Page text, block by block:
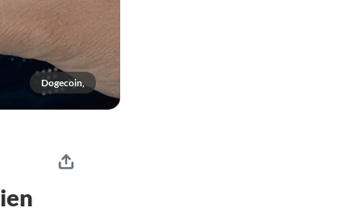
Dogecoin,